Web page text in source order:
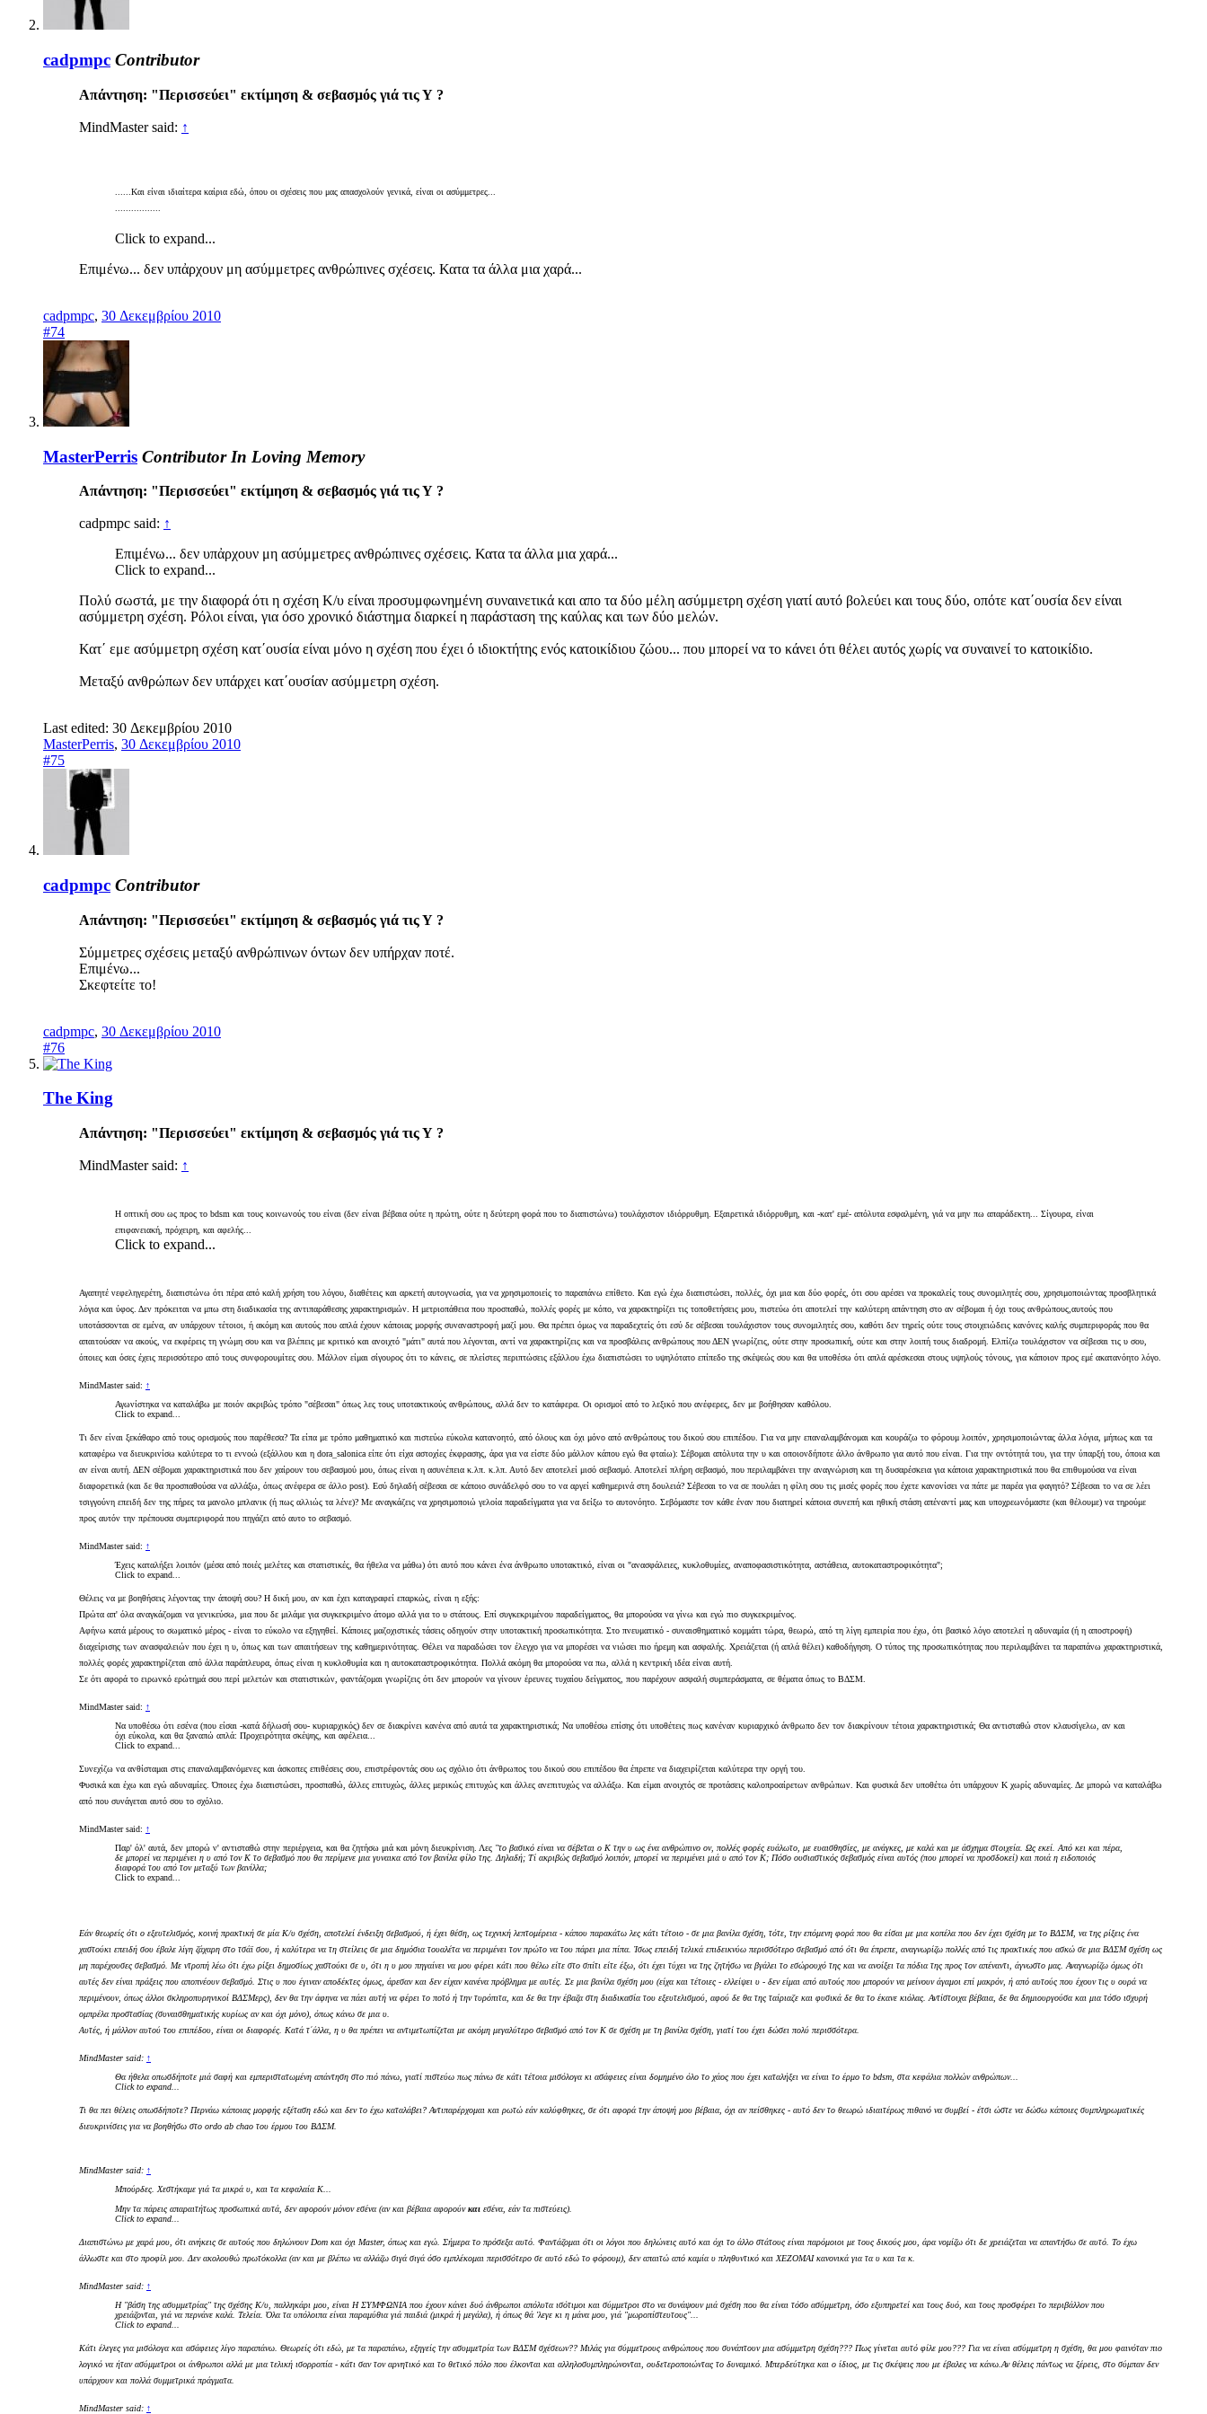
cadpmpc Contributor
Απάντηση: "Περισσεύει" εκτίμηση & σεβασμός γιά τις Υ ?
MindMaster said: ↑
......Και είναι ιδιαίτερα καίρια εδώ, όπου οι σχέσεις που μας απασχολούν γενικά, είναι οι ασύμμετρες...
Click to expand...
Επιμένω... δεν υπἀρχουν μη ασύμμετρες ανθρώπινες σχέσεις. Κατα τα άλλα μια χαρά...
cadpmpc, 30 Δεκεμβρίου 2010
#74
MasterPerris Contributor In Loving Memory
Απάντηση: "Περισσεύει" εκτίμηση & σεβασμός γιά τις Υ ?
cadpmpc said: ↑
Επιμένω... δεν υπἀρχουν μη ασύμμετρες ανθρώπινες σχέσεις. Κατα τα άλλα μια χαρά...
Click to expand...
Πολύ σωστά, με την διαφορά ότι η σχέση Κ/υ είναι προσυμφωνημένη συναινετικά και απο τα δύο μέλη ασύμμετρη σχέση γιατί αυτό βολεύει και τους δύο, οπότε κατ΄ουσία δεν είναι
ασύμμετρη σχέση. Ρόλοι είναι, για όσο χρονικό διάστημα διαρκεί η παράσταση της καύλας και των δύο μελών.
Κατ΄ εμε ασύμμετρη σχέση κατ΄ουσία είναι μόνο η σχέση που έχει ό ιδιοκτήτης ενός κατοικίδιου ζώου... που μπορεί να το κάνει ότι θέλει αυτός χωρίς να συναινεί το κατοικίδιο.
Μεταξύ ανθρώπων δεν υπάρχει κατ΄ουσίαν ασύμμετρη σχέση.
Last edited: 30 Δεκεμβρίου 2010
MasterPerris, 30 Δεκεμβρίου 2010
#75
cadpmpc Contributor
Απάντηση: "Περισσεύει" εκτίμηση & σεβασμός γιά τις Υ ?
Σύμμετρες σχέσεις μεταξύ ανθρώπινων όντων δεν υπήρχαν ποτέ.
Επιμένω...
Σκεφτείτε το!
cadpmpc, 30 Δεκεμβρίου 2010
#76
The King
Απάντηση: "Περισσεύει" εκτίμηση & σεβασμός γιά τις Υ ?
MindMaster said: ↑
Η οπτική σου ως προς το bdsm και τους κοινωνούς του είναι (δεν είναι βέβαια ούτε η πρώτη, ούτε η δεύτερη φορά που το διαπιστώνω) τουλάχιστον ιδιόρρυθμη. Εξαιρετικά ιδιόρρυθμη, και -κατ' εμέ- απόλυτα εσφαλμένη, γιά να μην πω απαράδεκτη... Σίγουρα, είναι
επιφανειακή, πρόχειρη, και αφελής...
Click to expand...
Αγαπητέ νεφεληγερέτη, διαπιστώνω ότι πέρα από καλή χρήση του λόγου, διαθέτεις και αρκετή αυτογνωσία, για να χρησιμοποιείς το παραπάνω επίθετο. Και εγώ έχω διαπιστώσει, πολλές, όχι μια και δύο φορές, ότι σου αρέσει να προκαλείς τους συνομιλητές σου, χρησιμοποιώντας προσβλητικά
λόγια και ύφος. Δεν πρόκειται να μπω στη διαδικασία της αντιπαράθεσης χαρακτηρισμών. Η μετριοπάθεια που προσπαθώ, πολλές φορές με κόπο, να χαρακτηρίζει τις τοποθετήσεις μου, πιστεύω ότι αποτελεί την καλύτερη απάντηση στο αν σέβομαι ή όχι τους ανθρώπους,αυτούς που
υποτάσσονται σε εμένα, αν υπάρχουν τέτοιοι, ή ακόμη και αυτούς που απλά έχουν κάποιας μορφής συναναστροφή μαζί μου. Θα πρέπει όμως να παραδεχτείς ότι εσύ δε σέβεσαι τουλάχιστον τους συνομιλητές σου, καθότι δεν τηρείς ούτε τους στοιχειώδεις κανόνες καλής συμπεριφοράς που θα
απαιτούσαν να ακούς, να εκφέρεις τη γνώμη σου και να βλέπεις με κριτικό και ανοιχτό "μάτι" αυτά που λέγονται, αντί να χαρακτηρίζεις και να προσβάλεις ανθρώπους που ΔΕΝ γνωρίζεις, ούτε στην προσωπική, ούτε και στην λοιπή τους διαδρομή. Ελπίζω τουλάχιστον να σέβεσαι τις υ σου,
όποιες και όσες έχεις περισσότερο από τους συνφορουμίτες σου. Μάλλον είμαι σίγουρος ότι το κάνεις, σε πλείστες περιπτώσεις εξάλλου έχω διαπιστώσει το υψηλότατο επίπεδο της σκέψεώς σου και θα υποθέσω ότι απλά αρέσκεσαι στους υψηλούς τόνους, για κάποιον προς εμέ ακατανόητο λόγο.
MindMaster said: ↑
Αγωνίστηκα να καταλάβω με ποιόν ακριβώς τρόπο "σέβεσαι" όπως λες τους υποτακτικούς ανθρώπους, αλλά δεν το κατάφερα. Οι ορισμοί από το λεξικό που ανέφερες, δεν με βοήθησαν καθόλου.
Click to expand...
Τι δεν είναι ξεκάθαρο από τους ορισμούς που παρέθεσα? Τα είπα με τρόπο μαθηματικό και πιστεύω εύκολα κατανοητό, από όλους και όχι μόνο από ανθρώπους του δικού σου επιπέδου. Για να μην επαναλαμβάνομαι και κουράζω το φόρουμ λοιπόν, χρησιμοποιώντας άλλα λόγια, μήπως και τα
καταφέρω να διευκρινίσω καλύτερα το τι εννοώ (εξάλλου και η dora_salonica είπε ότι είχα αστοχίες έκφρασης, άρα για να είστε δύο μάλλον κάπου εγώ θα φταίω): Σέβομαι απόλυτα την υ και οποιονδήποτε άλλο άνθρωπο για αυτό που είναι. Για την οντότητά του, για την ύπαρξή του, όποια και
αν είναι αυτή. ΔΕΝ σέβομαι χαρακτηριστικά που δεν χαίρουν του σεβασμού μου, όπως είναι η ασυνέπεια κ.λπ. κ.λπ. Αυτό δεν αποτελεί μισό σεβασμό. Αποτελεί πλήρη σεβασμό, που περιλαμβάνει την αναγνώριση και τη δυσαρέσκεια για κάποια χαρακτηριστικά που θα επιθυμούσα να είναι
διαφορετικά (και δε θα προσπαθούσα να αλλάξω, όπως ανέφερα σε άλλο post). Εσύ δηλαδή σέβεσαι σε κάποιο συνάδελφό σου το να αργεί καθημερινά στη δουλειά? Σέβεσαι το να σε πουλάει η φίλη σου τις μισές φορές που έχετε κανονίσει να πάτε με παρέα για φαγητό? Σέβεσαι το να σε λέει
τσιγγούνη επειδή δεν της πήρες τα μανολο μπλανικ (ή πως αλλιώς τα λένε)? Με αναγκάζεις να χρησιμοποιώ γελοία παραδείγματα για να δείξω το αυτονόητο. Σεβόμαστε τον κάθε έναν που διατηρεί κάποια συνεπή και ηθική στάση απέναντί μας και υποχρεωνόμαστε (και θέλουμε) να τηρούμε
προς αυτόν την πρέπουσα συμπεριφορά που πηγάζει από αυτο το σεβασμό.
MindMaster said: ↑
Έχεις καταλήξει λοιπόν (μέσα από ποιές μελέτες και στατιστικές, θα ήθελα να μάθω) ότι αυτό που κάνει ένα άνθρωπο υποτακτικό, είναι οι "ανασφάλειες, κυκλοθυμίες, αναποφασιστικότητα, αστάθεια, αυτοκαταστροφικότητα";
Click to expand...
Θέλεις να με βοηθήσεις λέγοντας την άποψή σου? Η δική μου, αν και έχει καταγραφεί επαρκώς, είναι η εξής:
Πρώτα απ' όλα αναγκάζομαι να γενικεύσω, μια που δε μιλάμε για συγκεκριμένο άτομο αλλά για το υ στάτους. Επί συγκεκριμένου παραδείγματος, θα μπορούσα να γίνω και εγώ πιο συγκεκριμένος.
Αφήνω κατά μέρους το σωματικό μέρος - είναι το εύκολο να εξηγηθεί. Κάποιες μαζοχιστικές τάσεις οδηγούν στην υποτακτική προσωπικότητα. Στο πνευματικό - συναισθηματικό κομμάτι τώρα, θεωρώ, από τη λίγη εμπειρία που έχω, ότι βασικό λόγο αποτελεί η αδυναμία (ή η αποστροφή)
διαχείρισης των ανασφαλειών που έχει η υ, όπως και των απαιτήσεων της καθημερινότητας. Θέλει να παραδώσει τον έλεγχο για να μπορέσει να νιώσει πιο ήρεμη και ασφαλής. Χρειάζεται (ή απλά θέλει) καθοδήγηση. Ο τύπος της προσωπικότητας που περιλαμβάνει τα παραπάνω χαρακτηριστικά,
πολλές φορές χαρακτηρίζεται από άλλα παράπλευρα, όπως είναι η κυκλοθυμία και η αυτοκαταστροφικότητα. Πολλά ακόμη θα μπορούσα να πω, αλλά η κεντρική ιδέα είναι αυτή.
Σε ότι αφορά το ειρωνκό ερώτημά σου περί μελετών και στατιστικών, φαντάζομαι γνωρίζεις ότι δεν μπορούν να γίνουν έρευνες τυχαίου δείγματος, που παρέχουν ασφαλή συμπεράσματα, σε θέματα όπως το ΒΔΣΜ.
MindMaster said: ↑
Να υποθέσω ότι εσένα (που είσαι -κατά δήλωσή σου- κυριαρχικός) δεν σε διακρίνει κανένα από αυτά τα χαρακτηριστικά; Να υποθέσω επίσης ότι υποθέτεις πως κανέναν κυριαρχικό άνθρωπο δεν τον διακρίνουν τέτοια χαρακτηριστικά; Θα αντισταθώ στον κλαυσίγελω, αν και
όχι εύκολα, και θα ξαναπώ απλά: Προχειρότητα σκέψης, και αφέλεια...
Click to expand...
Συνεχίζω να ανθίσταμαι στις επαναλαμβανόμενες και άσκοπες επιθέσεις σου, επιστρέφοντάς σου ως σχόλιο ότι άνθρωπος του δικού σου επιπέδου θα έπρεπε να διαχειρίζεται καλύτερα την οργή του.
Φυσικά και έχω και εγώ αδυναμίες. Όποιες έχω διαπιστώσει, προσπαθώ, άλλες επιτυχώς, άλλες μερικώς επιτυχώς και άλλες ανεπιτυχώς να αλλάξω. Και είμαι ανοιχτός σε προτάσεις καλοπροαίρετων ανθρώπων. Και φυσικά δεν υποθέτω ότι υπάρχουν Κ χωρίς αδυναμίες. Δε μπορώ να καταλάβω
από που συνάγεται αυτό σου το σχόλιο.
MindMaster said: ↑
Παρ' όλ' αυτά, δεν μπορώ ν' αντισταθώ στην περιέργεια, και θα ζητήσω μιά και μόνη διευκρίνιση. Λες "το βασικό είναι να σέβεται ο Κ την υ ως ένα ανθρώπινο ον, πολλές φορές ευάλωτο, με ευαισθησίες, με ανάγκες, με καλά και με άσχημα στοιχεία. Ως εκεί. Από κει και πέρα,
δε μπορεί να περιμένει η υ από τον Κ το σεβασμό που θα περίμενε μια γυναικα από τον βανίλα φίλο της. Δηλαδή; Τί ακριβώς σεβασμό λοιπόν, μπορεί να περιμένει μιά υ από τον Κ; Πόσο ουσιαστικός σεβασμός είναι αυτός (που μπορεί να προσδοκεί) και ποιά η ειδοποιός
διαφορά του από τον μεταξύ των βανίλλα;
Click to expand...
Εάν θεωρείς ότι ο εξευτελισμός, κοινή πρακτική σε μία Κ/υ σχέση, αποτελεί ένδειξη σεβασμού, ή έχει θέση, ως τεχνική λεπτομέρεια - κάπου παρακάτω λες κάτι τέτοιο - σε μια βανίλα σχέση, τότε, την επόμενη φορά που θα είσαι με μια κοπέλα που δεν έχει σχέση με το ΒΔΣΜ, να της ρίξεις ένα
χαστούκι επειδή σου έβαλε λίγη ζάχαρη στο τσάϊ σου, ή καλύτερα να τη στείλεις σε μια δημόσια τουαλέτα να περιμένει τον πρώτο να του πάρει μια πίπα. Ίσως επειδή τελικά επιδεικνύω περισσότερο σεβασμό από ότι θα έπρεπε, αναγνωρίζω πολλές από τις πρακτικές που ασκώ σε μια ΒΔΣΜ σχέση ως
μη παρέχουσες σεβασμό. Με ντροπή λέω ότι έχω ρίξει δημοσίως χαστούκι σε υ, ότι η υ μου πηγαίνει να μου φέρει κάτι που θέλω είτε στο σπίτι είτε έξω, ότι έχει τύχει να της ζητήσω να βγάλει το εσώρουχό της και να ανοίξει τα πόδια της προς τον απέναντι, άγνωστο μας. Αναγνωρίζω όμως ότι
αυτές δεν είναι πράξεις που αποπνέουν σεβασμό. Στις υ που έγιναν αποδέκτες όμως, άρεσαν και δεν είχαν κανένα πρόβλημα με αυτές. Σε μια βανίλα σχέση μου (είχα και τέτοιες - ελλείψει υ - δεν είμαι από αυτούς που μπορούν να μείνουν άγαμοι επί μακρόν, ή από αυτούς που έχουν τις υ ουρά να
περιμένουν, όπως άλλοι σκληροπυρηνικοί ΒΔΣΜερς), δεν θα την άφηνα να πάει αυτή να φέρει το ποτό ή την τυρόπιτα, και δε θα την έβαζα στη διαδικασία του εξευτελισμού, αφού δε θα της ταίριαζε και φυσικά δε θα το έκανε κιόλας. Αντίστοιχα βέβαια, δε θα δημιουργούσα και μια τόσο ισχυρή
ομπρέλα προστασίας (συναισθηματικής κυρίως αν και όχι μόνο), όπως κάνω σε μια υ.
Αυτές, ή μάλλον αυτού του επιπέδου, είναι οι διαφορές. Κατά τ΄άλλα, η υ θα πρέπει να αντιμετωπίζεται με ακόμη μεγαλύτερο σεβασμό από τον Κ σε σχέση με τη βανίλα σχέση, γιατί του έχει δώσει πολύ περισσότερα.
MindMaster said: ↑
Θα ήθελα οπωσδήποτε μιά σαφή και εμπεριστατωμένη απάντηση στο πιό πάνω, γιατί πιστεύω πως πάνω σε κάτι τέτοια μισόλογα κι ασάφειες είναι δομημένο όλο το χάος που έχει καταλήξει να είναι το έρμο το bdsm, στα κεφάλια πολλών ανθρώπων...
Click to expand...
Τι θα πει θέλεις οπωσδήποτε? Περνάω κάποιας μορφής εξέταση εδώ και δεν το έχω καταλάβει? Αντιπαρέρχομαι και ρωτώ εάν καλύφθηκες, σε ότι αφορά την άποψή μου βέβαια, όχι αν πείσθηκες - αυτό δεν το θεωρώ ιδιαιτέρως πιθανό να συμβεί - έτσι ώστε να δώσω κάποιες συμπληρωματικές
διευκρινίσεις για να βοηθήσω στο ordo ab chao του έρμου του ΒΔΣΜ.
MindMaster said: ↑
Μπούρδες. Χεστήκαμε γιά τα μικρά υ, και τα κεφαλαία Κ...
Μην τα πάρεις απαραιτήτως προσωπικά αυτά, δεν αφορούν μόνον εσένα (αν και βέβαια αφορούνκαι εσένα, εάν τα πιστεύεις).
Click to expand...
Διαπιστώνω με χαρά μου, ότι ανήκεις σε αυτούς που δηλώνουν Dom και όχι Master, όπως και εγώ. Σήμερα το πρόσεξα αυτό. Φαντάζομαι ότι οι λόγοι που δηλώνεις αυτό και όχι το άλλο στάτους είναι παρόμοιοι με τους δικούς μου, άρα νομίζω ότι δε χρειάζεται να απαντήσω σε αυτό. Το έχω
άλλωστε και στο προφίλ μου. Δεν ακολουθώ πρωτόκολλα (αν και με βλέπω να αλλάζω σιγά σιγά όσο εμπλέκομαι περισσότερο σε αυτό εδώ το φόρουμ), δεν απαιτώ από καμία υ πληθυντικό και ΧΕΖΟΜΑΙ κανονικά για τα υ και τα κ.
MindMaster said: ↑
Η "βάση της ασυμμετρίας" της σχέσης Κ/υ, παλληκάρι μου, είναι Η ΣΥΜΦΩΝΙΑ που έχουν κάνει δυό άνθρωποι απόλυτα ισότιμοι και σύμμετροι στο να συνάψουν μιά σχέση που θα είναι τόσο ασύμμετρη, όσο εξυπηρετεί και τους δυό, και τους προσφέρει το περιβάλλον που
χρειάζονται, γιά να περνάνε καλά. Τελεία. Όλα τα υπόλοιπα είναι παραμύθια γιά παιδιά (μικρά ή μεγάλα), ή όπως θά 'λεγε κι η μάνα μου, γιά "μωροπίστευτους"...
Click to expand...
Κάτι έλεγες για μισόλογα και ασάφειες λίγο παραπάνω. Θεωρείς ότι εδώ, με τα παραπάνω, εξηγείς την ασυμμετρία των ΒΔΣΜ σχέσεων?? Μιλάς για σύμμετρους ανθρώπους που συνάπτουν μια ασύμμετρη σχέση??? Πως γίνεται αυτό φίλε μου??? Για να είναι ασύμμετρη η σχέση, θα μου φαινόταν πιο
λογικό να ήταν ασύμμετροι οι άνθρωποι αλλά με μια τελική ισορροπία - κάτι σαν τον αρνητικό και το θετικό πόλο που έλκονται και αλληλοσυμπληρώνονται, ουδετεροποιώντας το δυναμικό. Μπερδεύτηκα και ο ίδιος, με τις σκέψεις που με έβαλες να κάνω.Αν θέλεις πάντως να ξέρεις, στο σύμπαν δεν
υπάρχουν και πολλά συμμετρικά πράγματα.
MindMaster said: ↑